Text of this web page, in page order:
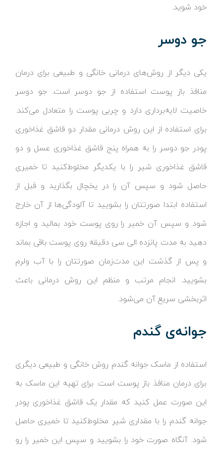
خود شوید.
جو دوسر
یکی دیگر از روش‌های درمانی خانگی و طبیعی برای درمان
منافذ باز پوست استفاده از جو دوسر است. جو دوسر
خاصیت لایه‌برداری دارد و چربی پوست را متعادل می‌کند.
برای استفاده از این روش درمانی مقدار دو قاشق غذاخوری
پودر جو دوسر را به همراه پنج قاشق غذاخوری عسل و دو
قاشق غذاخوری شیر را با یکدیگر مخلوط‌کنید تا خمیری
حاصل شود و سپس آن را در یخچال بگذارید و قبل از
استفاده ابتدا صورتتان را بشویید تا آلودگی‌ها از آن خارج
شود و سپس آن خمیر را روی پوست خود بمالید و اجازه
دهید به مدت پانزده الی سی دقیقه روی پوست باقی بماند
و پس از گذشت این مدت‌زمان صورتتان را با آب ولرم
بشویید. انجام مرتب و منظم این روش درمانی باعث
اثربخشی سریع آن می‌شود.
جوانه‌ی گندم
استفاده از ماسک جوانه گندم روش خانگی و طبیعی دیگری
برای درمان منافذ باز پوست است. برای تهیه این ماسک به
این صورت عمل کنید که مقدار یک قاشق غذاخوری پودر
جوانه گندم را با مقداری شیر مخلوط‌کنید تا خمیری حاصل
شود. آنگاه صورت خود را بشویید و سپس این خمیر را رو